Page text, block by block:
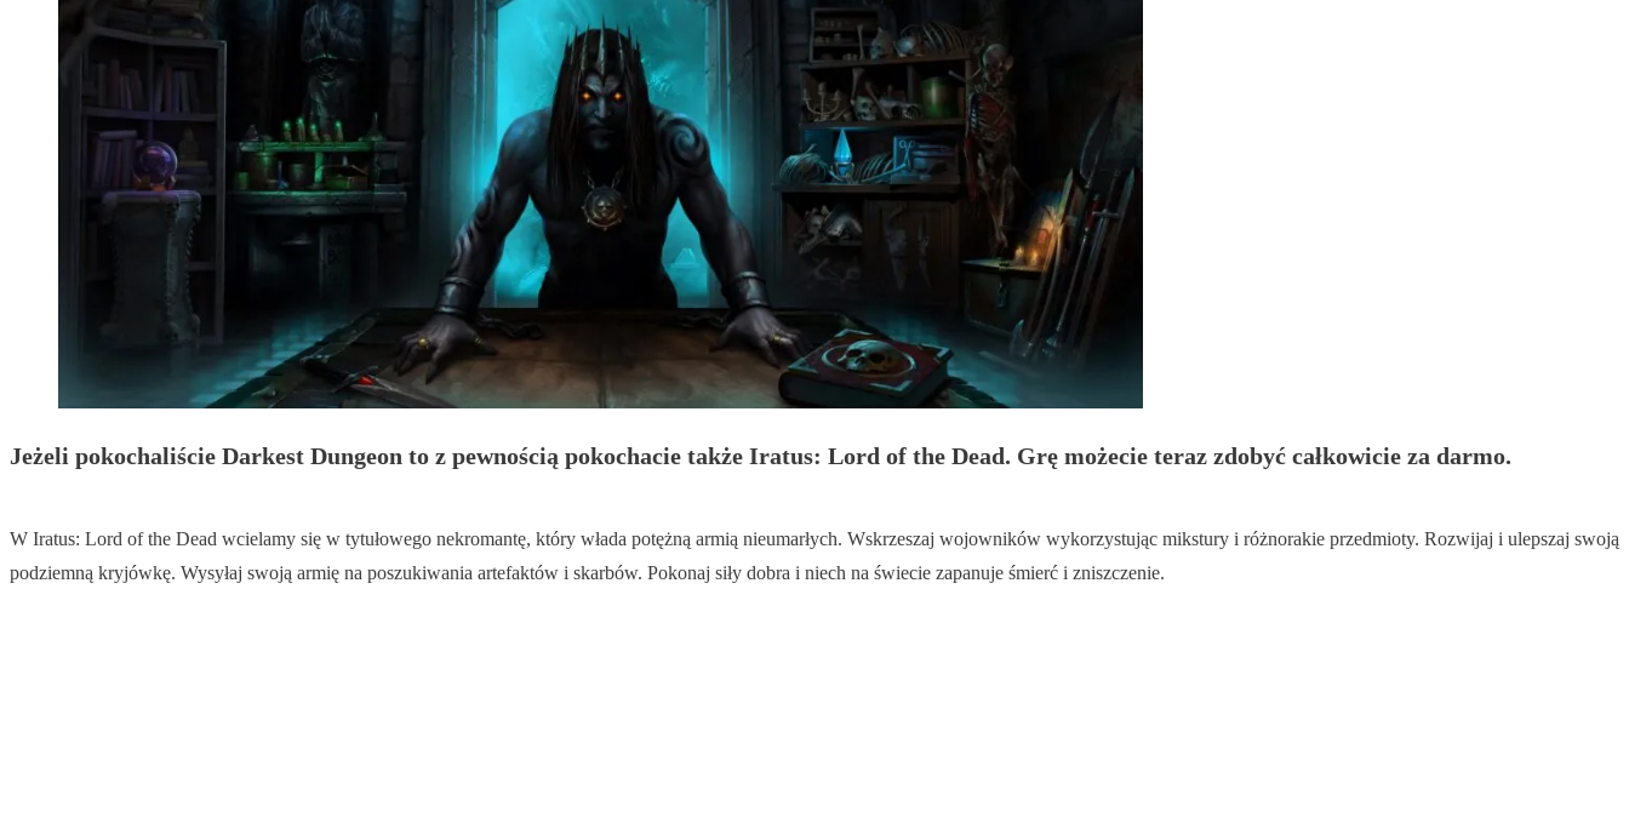
Jeżeli pokochaliście Darkest Dungeon to z pewnością pokochacie także Iratus: Lord of the Dead. Grę możecie teraz zdobyć całkowicie za darmo.
W Iratus: Lord of the Dead wcielamy się w tytułowego nekromantę, który włada potężną armią nieumarłych. Wskrzeszaj wojowników wykorzystując mikstury i różnorakie przedmioty. Rozwijaj i ulepszaj swoją
podziemną kryjówkę. Wysyłaj swoją armię na poszukiwania artefaktów i skarbów. Pokonaj siły dobra i niech na świecie zapanuje śmierć i zniszczenie.